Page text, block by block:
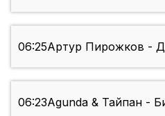
06:25Артур Пирожков -
06:23Agunda & Тайпан -